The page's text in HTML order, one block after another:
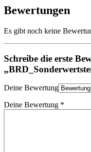
Bewertungen
Es gibt noch keine
Schreibe die erste
Deine Bewertung
Deine Bewertung *